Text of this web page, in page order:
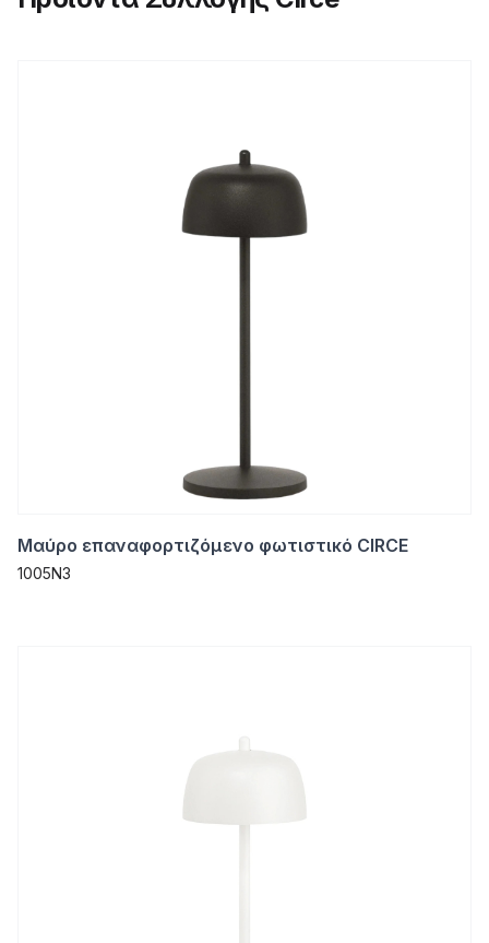
Μαύρο επαναφορτιζόμενο φωτιστικό CIRCE
1005Ν3